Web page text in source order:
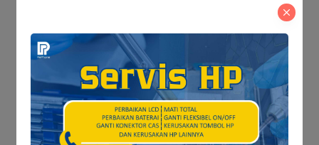
berwirausaha.
Dari ladang-ladang hijau dan kandang ternak yang
teratur, lahir harapan baru untuk masa depan
bangsa yang lebih sejahtera, mandiri, dan
berakhlak mulia.